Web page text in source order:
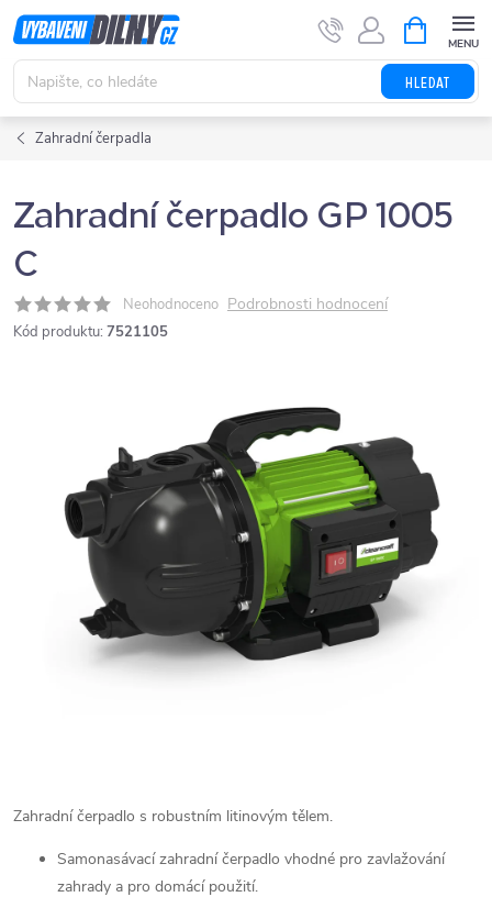
Přejít
na
obsah
HLEDAT
NÁKUPNÍ
KOŠÍK
Zahradní čerpadla
Zahradní čerpadlo GP 1005
C
Neohodnoceno Podrobnosti hodnocení
Kód produktu: 7521105
Zahradní čerpadlo s robustním litinovým tělem.
Samonasávací zahradní čerpadlo vhodné pro zavlažování
zahrady a pro domácí použití.